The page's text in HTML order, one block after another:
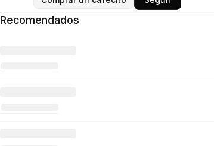
Recomendados